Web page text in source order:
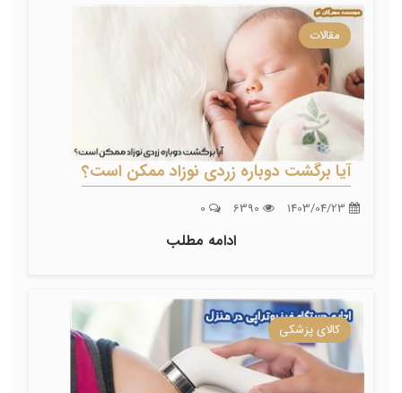
مقالات
آیا برگشت دوباره زردی نوزاد ممکن است؟
ادامه مطلب
کالای پزشکی